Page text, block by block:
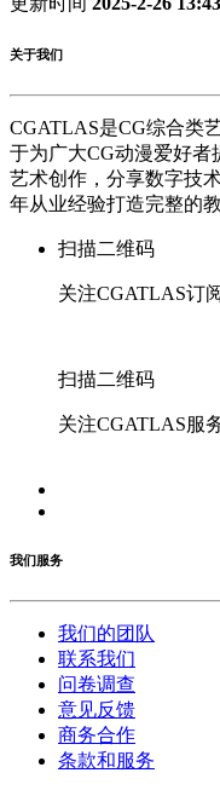
关于我们
CGATLAS是CG综合类
于为广大CG动漫爱好
艺术创作，分享数字技
年从业经验打造完整的
扫描二维码
关注CGATLAS订
扫描二维码
关注CGATLAS服
我们服务
我们的团队
联系我们
问卷调查
意见反馈
商务合作
条款和服务